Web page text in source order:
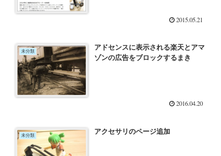
2015.05.21
未分類
アドセンスに表示される楽天とアマ
ゾンの広告をブロックするまき
2016.04.20
未分類 アクセサリのページ追加